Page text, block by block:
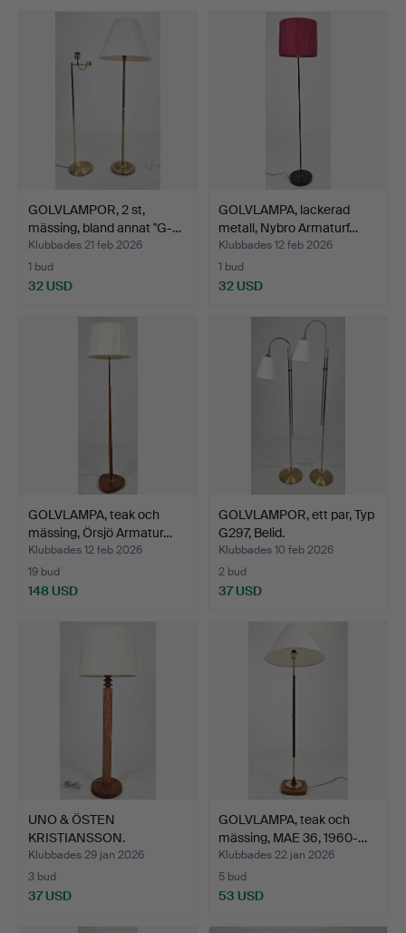
GOLVLAMPOR, 2 st,
mässing, bland annat "G-…
Klubbades 21 feb 2026
1 bud
32 USD
GOLVLAMPA, lackerad
metall, Nybro Armaturf…
Klubbades 12 feb 2026
1 bud
32 USD
GOLVLAMPA, teak och
mässing, Örsjö Armatur…
Klubbades 12 feb 2026
19 bud
148 USD
GOLVLAMPOR, ett par, Typ
G297, Belid.
Klubbades 10 feb 2026
2 bud
37 USD
UNO & ÖSTEN
KRISTIANSSON.
Golvlampa, furu,…
Klubbades 29 jan 2026
3 bud
37 USD
GOLVLAMPA, teak och
mässing, MAE 36, 1960-…
Klubbades 22 jan 2026
5 bud
53 USD